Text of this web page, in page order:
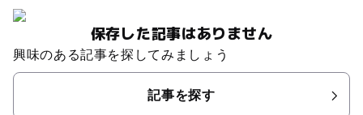
保存した記事はありません
興味のある記事を探してみましょう
記事を探す